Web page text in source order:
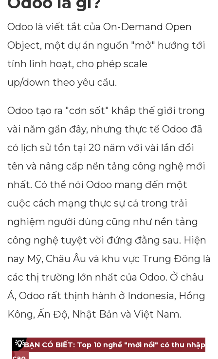
Odoo là viết tắt của On-Demand Open
Object, một dự án nguồn "mở" hướng tới
tính linh hoạt, cho phép scale
up/down theo yêu cầu.
Odoo tạo ra "cơn sốt" khắp thế giới trong
vài năm gần đây, nhưng thực tế Odoo đã
có lịch sử tồn tại 20 năm với vài lần đổi
tên và nâng cấp nền tảng công nghệ mới
nhất. Có thể nói Odoo mang đến một
cuộc cách mạng thực sự cả trong trải
nghiệm người dùng cũng như nền tảng
công nghệ tuyệt vời đứng đằng sau. Hiện
nay Mỹ, Châu Âu và khu vực Trung Đông là
các thị trường lớn nhất của Odoo. Ở châu
Á, Odoo rất thịnh hành ở Indonesia, Hồng
Kông, Ấn Độ, Nhật Bản và Việt Nam.
💡BẠN CÓ BIẾT: Top 10 nghề "mới nổi" có thu nhập